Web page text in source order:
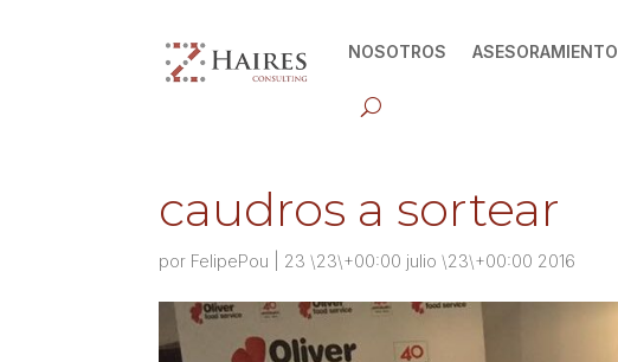
NOSOTROS ASESORAMIENTO
caudros a sortear
por FelipePou 23 \23\+00:00 julio \23\+00:00 2016